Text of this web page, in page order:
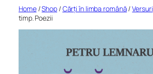
Home/Shop/Cărți în limba română /Versuri
timp. Poezii